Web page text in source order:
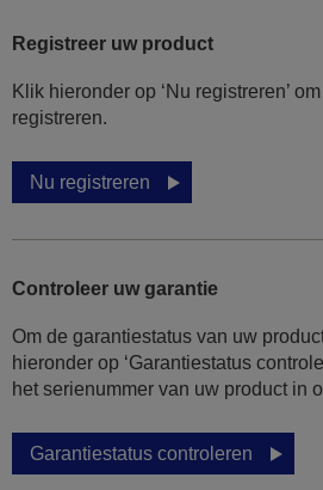
Registreer uw product
Klik hieronder op ‘Nu registreren’
registreren.
Nu registreren
Controleer uw garantie
Om de garantiestatus van uw
hieronder op ‘Garantiestatus
het serienummer van uw product in
Garantiestatus controleren